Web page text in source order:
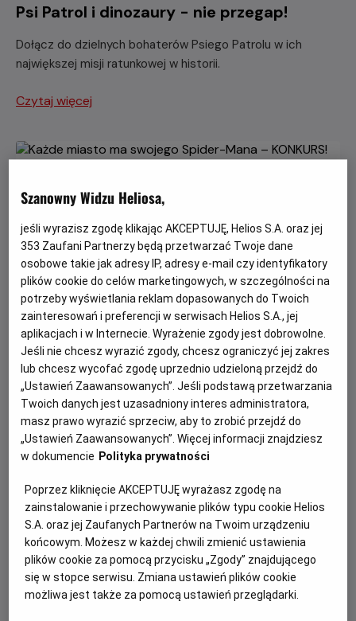
Psi Patrol i dinozaury - nie przegap!
Dołącz do dzielnych bohaterów Psiego Patrolu w ich
największej misji ratunkowej w historii.
Czytaj więcej
Każde miasto ma swojego Spider-Mana –
KONKURS!
Z okazji premiery filmu „Spider-Man: Całkiem nowy dzień”
chcemy udowodnić, że każdy z nas może zostać Spider-
Manem w swoim otoczeniu.
Czytaj więcej
Szanowny Widzu Heliosa,
jeśli wyrazisz zgodę klikając AKCEPTUJĘ, Helios S.A. oraz jej
353 Zaufani Partnerzy będą przetwarzać Twoje dane
osobowe takie jak adresy IP, adresy e-mail czy identyfikatory
plików cookie do celów marketingowych, w szczególności na
potrzeby wyświetlania reklam dopasowanych do Twoich
zainteresowań i preferencji w serwisach Helios S.A., jej
aplikacjach i w Internecie. Wyrażenie zgody jest dobrowolne.
Jeśli nie chcesz wyrazić zgody, chcesz ograniczyć jej zakres
lub chcesz wycofać zgodę uprzednio udzieloną przejdź do
„Ustawień Zaawansowanych”. Jeśli podstawą przetwarzania
Twoich danych jest uzasadniony interes administratora,
masz prawo wyrazić sprzeciw, aby to zrobić przejdź do
„Ustawień Zaawansowanych”. Więcej informacji znajdziesz
w dokumencie Polityka prywatności
Poprzez kliknięcie AKCEPTUJĘ wyrażasz zgodę na
zainstalowanie i przechowywanie plików typu cookie Helios
S.A. oraz jej Zaufanych Partnerów na Twoim urządzeniu
końcowym. Możesz w każdej chwili zmienić ustawienia
plików cookie za pomocą przycisku „Zgody” znajdującego
się w stopce serwisu. Zmiana ustawień plików cookie
możliwa jest także za pomocą ustawień przeglądarki.